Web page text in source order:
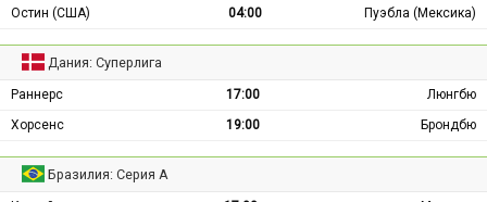
Остин (США)
04:00 Пуэбла (Мексика)
Дания: Суперлига
Раннерс 17:00
Люнгбю
Хорсенс
19:00 Брондбю
Бразилия: Серия А